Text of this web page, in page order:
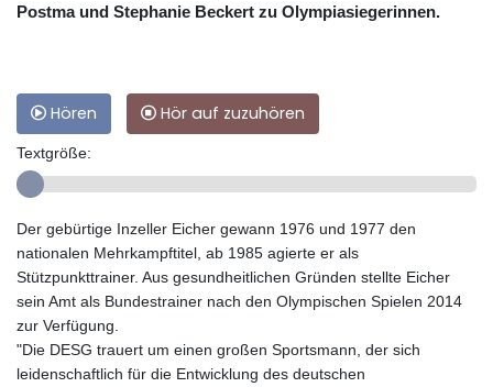
Postma und Stephanie Beckert zu Olympiasiegerinnen.
Hören Hör auf zuzuhören
Textgröße:
Der gebürtige Inzeller Eicher gewann 1976 und 1977 den
nationalen Mehrkampftitel, ab 1985 agierte er als
Stützpunkttrainer. Aus gesundheitlichen Gründen stellte Eicher
sein Amt als Bundestrainer nach den Olympischen Spielen 2014
zur Verfügung.
"Die DESG trauert um einen großen Sportsmann, der sich
leidenschaftlich für die Entwicklung des deutschen